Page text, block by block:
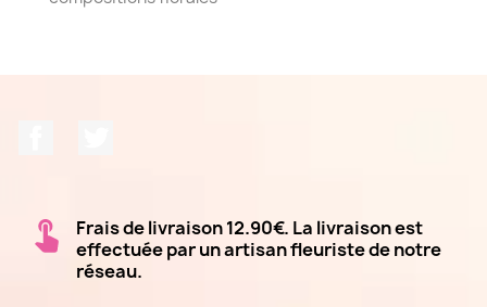
Frais de livraison 12.90€. La livraison est
effectuée par un artisan fleuriste de notre
réseau.